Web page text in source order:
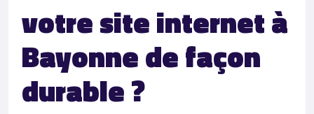
votre site internet à
Bayonne de façon
durable ?